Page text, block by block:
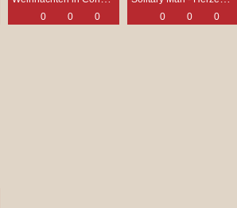
0 0 0 0 0 0